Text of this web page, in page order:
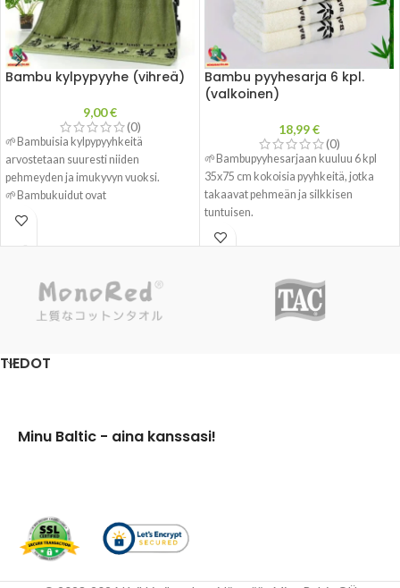
Bambu kylpypyyhe (vihreä)
9,00€
(0)
🌱Bambuisia kylpypyyhkeitä
arvostetaan suuresti niiden
pehmeyden ja imukyvyn vuoksi.
🌱Bambukuidut ovat
hypoallergeenisia ja sopivat herkälle
ympäristöystävällinen valinta.
Bambu pyyhesarja 6 kpl.
(valkoinen)
18,99€
(0)
🌱Bambupyyhesarjaan kuuluu 6 kpl
35x75 cm kokoisia pyyhkeitä, jotka
takaavat pehmeän ja silkkisen
tuntuisen.
🌱Bambukuidusta valmistetut
käsipyyhkeet ovat kestäviä,
hyvin kosteutta.
TIEDOT
Minu Baltic - aina kanssasi!